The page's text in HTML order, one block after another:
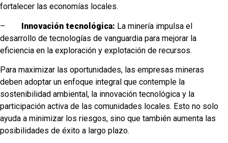
fortalecer las economías locales.
– Innovación tecnológica: La minería impulsa el
desarrollo de tecnologías de vanguardia para mejorar la
eficiencia en la exploración y explotación de recursos.
Para maximizar las oportunidades, las empresas mineras
deben adoptar un enfoque integral que contemple la
sostenibilidad ambiental, la innovación tecnológica y la
participación activa de las comunidades locales. Esto no solo
ayuda a minimizar los riesgos, sino que también aumenta las
posibilidades de éxito a largo plazo.